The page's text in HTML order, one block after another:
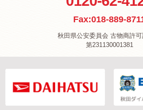
Fax:018-889-
秋田県公安委員会 古物商許
第231130001381